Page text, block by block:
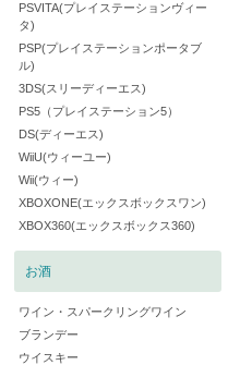
PSVITA(プレイステーションヴィー
タ)
PSP(プレイステーションポータブ
ル)
3DS(スリーディーエス)
PS5（プレイステーション5）
DS(ディーエス)
WiiU(ウィーユー)
Wii(ウィー)
XBOXONE(エックスボックスワン)
XBOX360(エックスボックス360)
お酒
ワイン・スパークリングワイン
ブランデー
ウイスキー